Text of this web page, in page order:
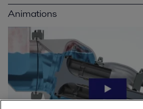
Animations